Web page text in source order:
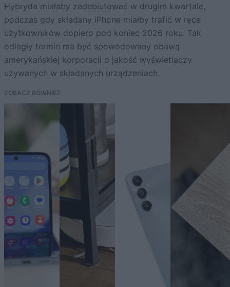
Hybryda miałaby zadebiutować w drugim kwartale,
podczas gdy składany iPhone miałby trafić w ręce
użytkowników dopiero pod koniec 2026 roku. Tak
odległy termin ma być spowodowany obawą
amerykańskiej korporacji o jakość wyświetlaczy
używanych w składanych urządzeniach.
ZOBACZ RÓWNIEŻ